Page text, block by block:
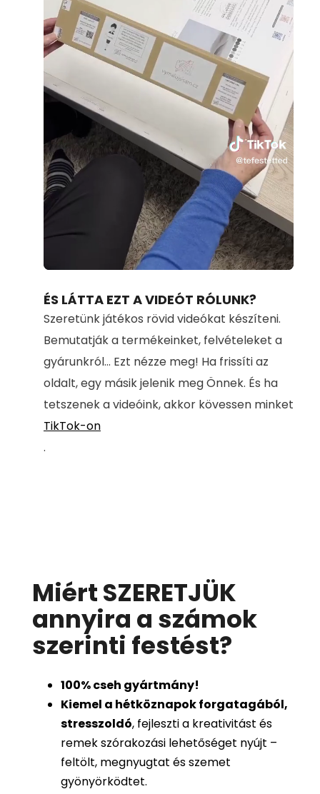
Loaded:
71.00%
ÉS LÁTTA EZT A VIDEÓT RÓLUNK?
Szeretünk játékos rövid videókat készíteni.
Bemutatják a termékeinket, felvételeket a
gyárunkról... Ezt nézze meg! Ha frissíti az
oldalt, egy másik jelenik meg Önnek. És ha
tetszenek a videóink, akkor kövessen minket
TikTok-on
.
Miért SZERETJÜK
annyira a számok
szerinti festést?
100%cseh gyártmány!
Kiemel a hétköznapok forgatagából,
stresszoldó, fejleszti a kreativitást és
remek szórakozási lehetőséget nyújt –
feltölt, megnyugtat és szemet
gyönyörködtet.